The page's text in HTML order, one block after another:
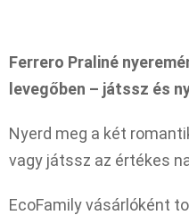
Ferrero Praliné
levegőben – játssz és
Nyerd meg a két
vagy játssz az értékes
EcoFamily vásárlóként